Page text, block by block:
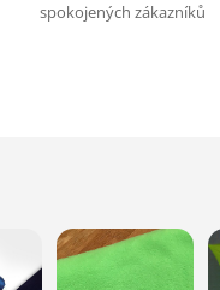
spokojených zákazníků